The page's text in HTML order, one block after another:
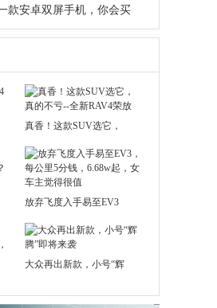
款安卓双屏手机，你会买
真香！这款SUV选它，
放弃飞度入手易至EV3
大众再出新款，小号“辉